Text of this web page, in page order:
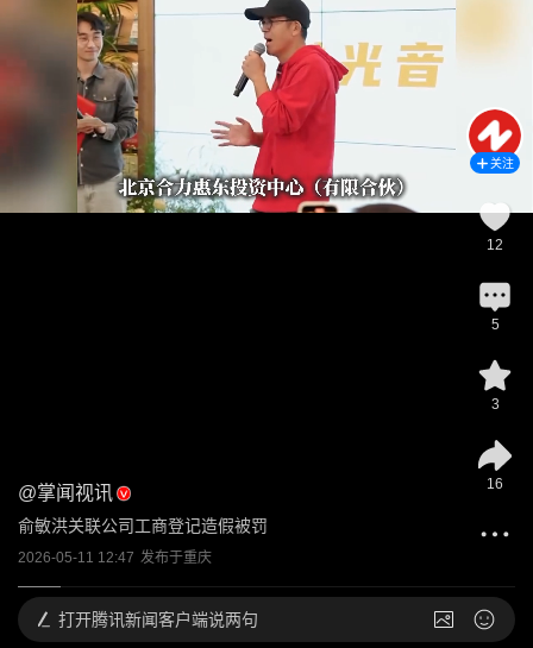
@掌闻视讯
俞敏洪关联公司工商登记造假被罚
2026-05-11 12:47 发布于重庆
关注
12
5
3
16
打开腾讯新闻客户端说两句